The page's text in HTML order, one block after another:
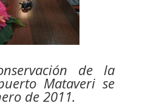
de la
Mataveri se
de 2011.